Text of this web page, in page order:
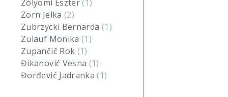
Zólyomi Eszter(1)
Zorn Jelka (2)
Zubrzycki Bernarda (1)
Zulauf Monika(1)
Zupančič Rok (1)
Đikanović Vesna (1)
Đorđević Jadranka(1)